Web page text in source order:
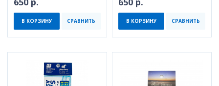
В КОРЗИНУ СРАВНИТЬ В КОРЗИНУ СРАВНИТЬ